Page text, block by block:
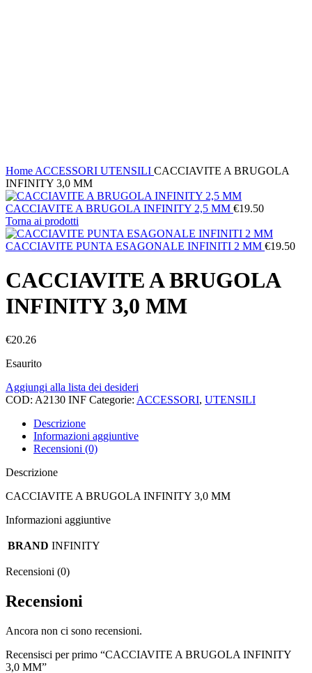
Home ACCESSORI UTENSILI CACCIAVITE A BRUGOLA
INFINITY 3,0 MM
CACCIAVITE A BRUGOLA INFINITY 2,5 MM €19.50
Torna ai prodotti
CACCIAVITE PUNTA ESAGONALE INFINITI 2 MM €19.50
CACCIAVITE A BRUGOLA
INFINITY 3,0 MM
€20.26
Esaurito
Aggiungi alla lista dei desideri
COD: A2130 INF Categorie: ACCESSORI, UTENSILI
Descrizione
Informazioni aggiuntive
Recensioni (0)
Descrizione
CACCIAVITE A BRUGOLA INFINITY 3,0 MM
Informazioni aggiuntive
BRAND INFINITY
Recensioni (0)
Recensioni
Ancora non ci sono recensioni.
Recensisci per primo “CACCIAVITE A BRUGOLA INFINITY
3,0 MM”